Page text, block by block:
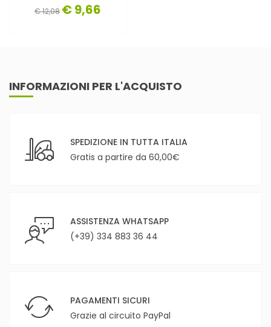
€ 12,08 € 9,66
INFORMAZIONI PER L'ACQUISTO
SPEDIZIONE IN TUTTA ITALIA
Gratis a partire da 60,00€
ASSISTENZA WHATSAPP
(+39) 334 883 36 44
PAGAMENTI SICURI
Grazie al circuito PayPal